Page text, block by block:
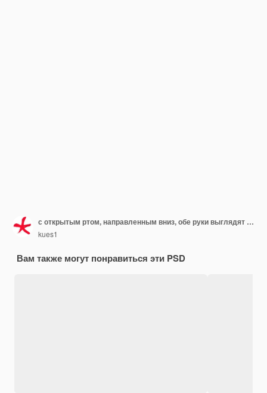
с открытым ртом, направленным вниз, обе руки выглядят потрясенными, изумленными и удивленными
kues1
Вам также могут понравиться эти PSD